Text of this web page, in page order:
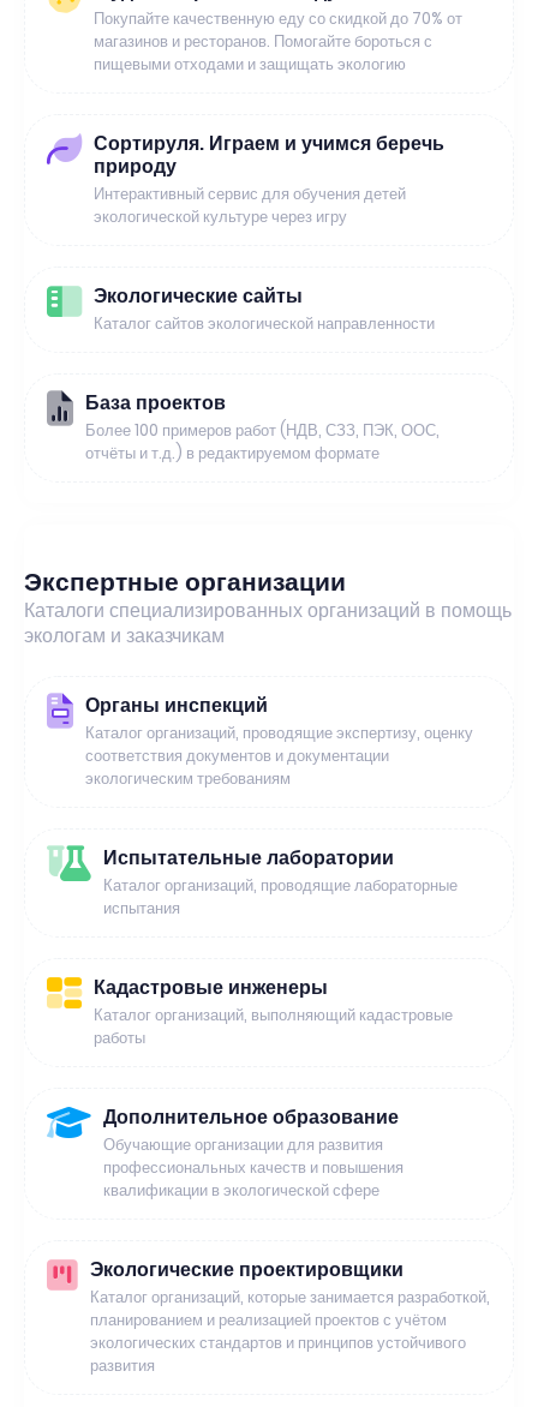
Покупайте качественную еду со скидкой до 70% от
магазинов и ресторанов. Помогайте бороться с
пищевыми отходами и защищать экологию
Сортируля. Играем и учимся беречь
природу
Интерактивный сервис для обучения детей
экологической культуре через игру
Экологические сайты
Каталог сайтов экологической направленности
База проектов
Более 100 примеров работ (НДВ, СЗЗ, ПЭК, ООС,
отчёты и т.д.) в редактируемом формате
Экспертные организации
Каталоги специализированных организаций в помощь
экологам и заказчикам
Органы инспекций
Каталог организаций, проводящие экспертизу, оценку
соответствия документов и документации
экологическим требованиям
Испытательные лаборатории
Каталог организаций, проводящие лабораторные
испытания
Кадастровые инженеры
Каталог организаций, выполняющий кадастровые
работы
Дополнительное образование
Обучающие организации для развития
профессиональных качеств и повышения
квалификации в экологической сфере
Экологические проектировщики
Каталог организаций, которые занимается разработкой,
планированием и реализацией проектов с учётом
экологических стандартов и принципов устойчивого
развития